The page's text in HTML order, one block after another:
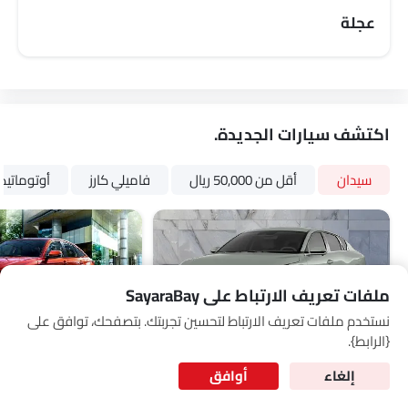
عجلة
اكتشف سيارات الجديدة.
سيدان أقل من 50,000 ريال فاميلي كارز
كيا K4
SAR 84,999 - 127,591
ملفات تعريف الارتباط على SayaraBay
نستخدم ملفات تعريف الارتباط لتحسين تجربتك. بتصفحك، توافق على
{الرابط}.
إلغاء
أوافق
for Better Experience & Regular updates
شروط الاستخدام of Cardekho